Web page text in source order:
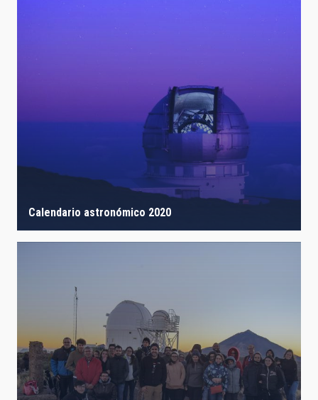
Calendario astronómico 2020